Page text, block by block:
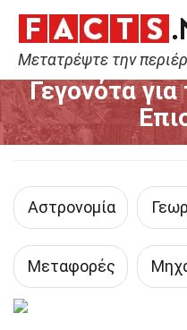
Μετατρέψτε την
Home
Γεγονότα
Αστρονομία
Μεταφορές